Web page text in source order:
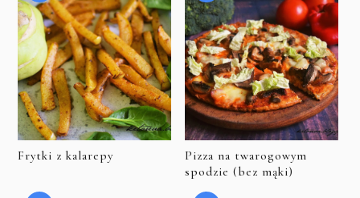
Frytki z kalarepy
Pizza na twarogowym
spodzie (bez mąki)